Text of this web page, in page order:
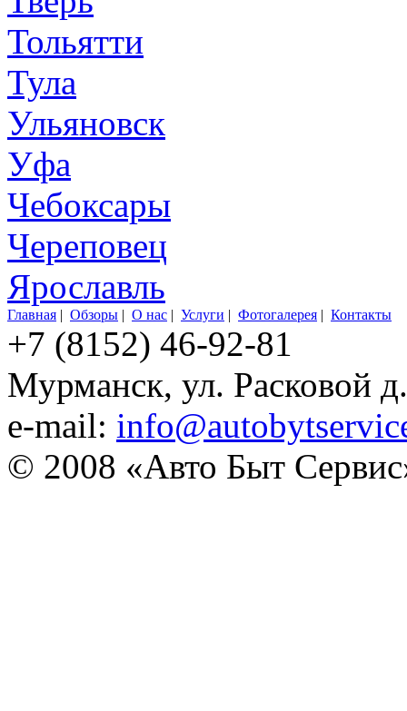
Тольятти
Тула
Ульяновск
Уфа
Чебоксары
Череповец
Ярославль
Главная | Обзоры | О нас | Услуги | Фотогалерея | Контакты
+7 (8152) 46-92-81
Мурманск, ул. Расковой
e-mail:
© 2008 «Авто Быт